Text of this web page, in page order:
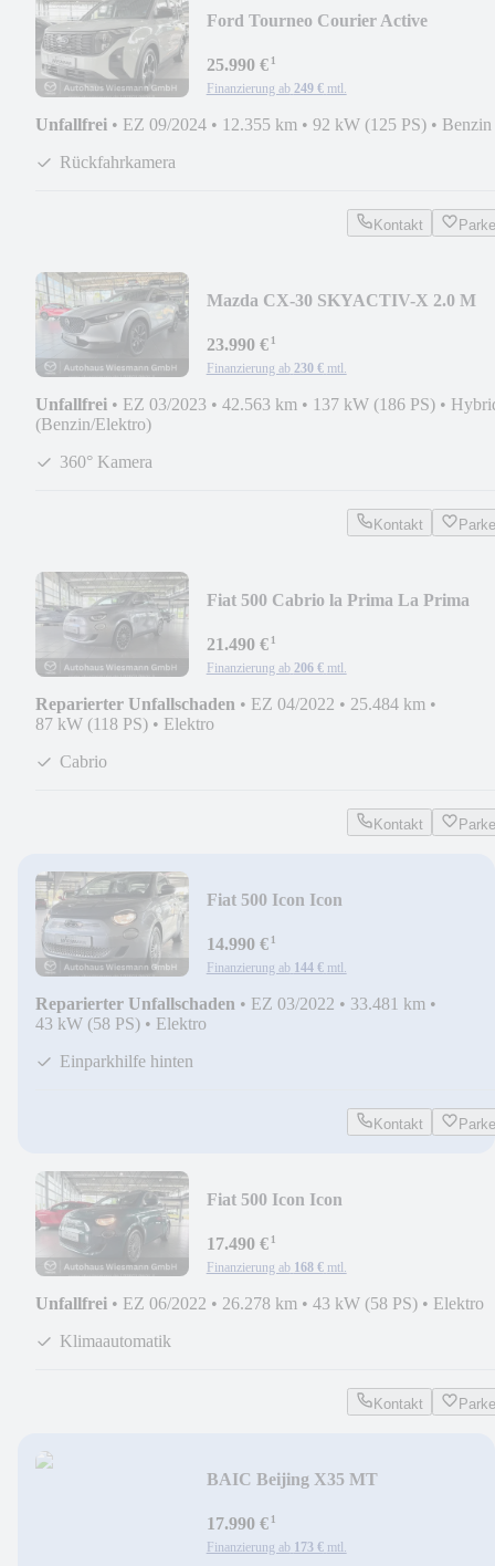
Ford Tourneo Courier Active
25.990 €¹
Finanzierung ab 249 € mtl.
Unfallfrei • EZ 09/2024 • 12.355 km • 92 kW (125 PS) • Benzin
Rückfahrkamera
Kontakt
Mazda CX-30 SKYACTIV-X 2.0 M
23.990 €¹
Finanzierung ab 230 € mtl.
Unfallfrei • EZ 03/2023 • 42.563 km • 137 kW (186 PS) •
(Benzin/Elektro)
360° Kamera
Kontakt
Fiat 500 Cabrio la Prima La Prima
21.490 €¹
Finanzierung ab 206 € mtl.
Reparierter Unfallschaden • EZ 04/2022 • 25.484 km •
87 kW (118 PS) • Elektro
Cabrio
Kontakt
Fiat 500 Icon Icon
14.990 €¹
Finanzierung ab 144 € mtl.
Reparierter Unfallschaden • EZ 03/2022 • 33.481 km •
43 kW (58 PS) • Elektro
Einparkhilfe hinten
Kontakt
Fiat 500 Icon Icon
17.490 €¹
Finanzierung ab 168 € mtl.
Unfallfrei • EZ 06/2022 • 26.278 km • 43 kW (58 PS) • Elektro
Klimaautomatik
Kontakt
BAIC Beijing X35 MT
17.990 €¹
Finanzierung ab 173 € mtl.